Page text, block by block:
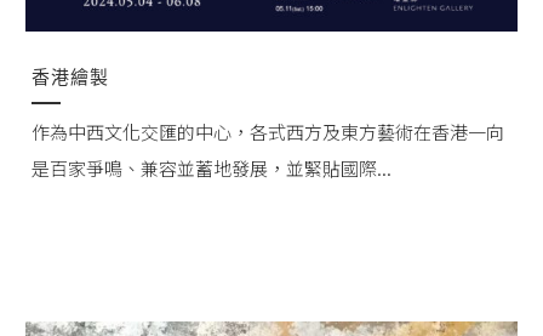
香港繪製
作為中西文化交匯的中心，各式西方及東方藝術在香港一向
是百家爭鳴、兼容並蓄地發展，並緊貼國際...